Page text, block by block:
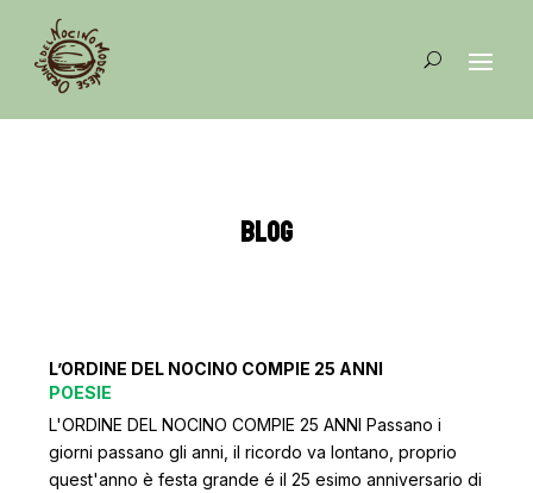
BLOG
L’ORDINE DEL NOCINO COMPIE 25 ANNI
POESIE
L'ORDINE DEL NOCINO COMPIE 25 ANNI Passano i
giorni passano gli anni, il ricordo va lontano, proprio
quest'anno è festa grande é il 25 esimo anniversario di